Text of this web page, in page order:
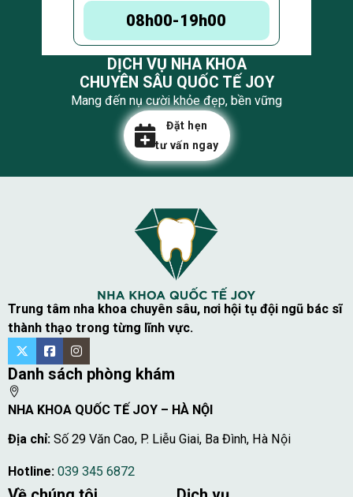
08h00-19h00
DỊCH VỤ NHA KHOA
CHUYÊN SÂU QUỐC TẾ JOY
Mang đến nụ cười khỏe đẹp, bền vững
Đặt hẹn
tư vấn ngay
Trung tâm nha khoa chuyên sâu, nơi hội tụ đội ngũ bác sĩ
thành thạo trong từng lĩnh vực.
Danh sách phòng khám
NHA KHOA QUỐC TẾ JOY – HÀ NỘI
Địa chỉ: Số 29 Văn Cao, P. Liễu Giai, Ba Đình, Hà Nội
Hotline: 039 345 6872